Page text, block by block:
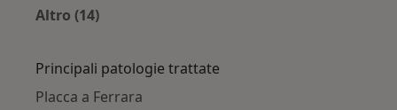
Altro (14)
Principali patologie trattate
Placca a Ferrara